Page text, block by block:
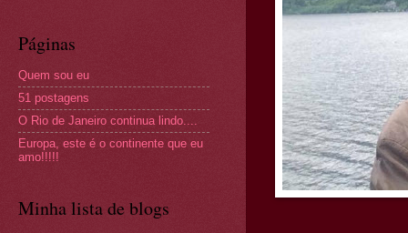
Páginas
Quem sou eu
51 postagens
O Rio de Janeiro continua lindo....
Europa, este é o continente que eu
amo!!!!!
Minha lista de blogs